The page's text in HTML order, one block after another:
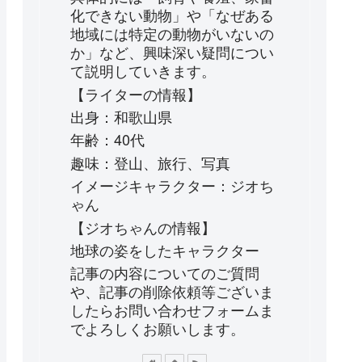
化できない動物」や「なぜある
地域には特定の動物がいないの
か」など、興味深い疑問につい
て説明していきます。
【ライターの情報】
出身：和歌山県
年齢：40代
趣味：登山、旅行、写真
イメージキャラクター：ジオち
ゃん
【ジオちゃんの情報】
地球の姿をしたキャラクター
記事の内容についてのご質問
や、記事の削除依頼等ございま
したらお問い合わせフォームま
でよろしくお願いします。